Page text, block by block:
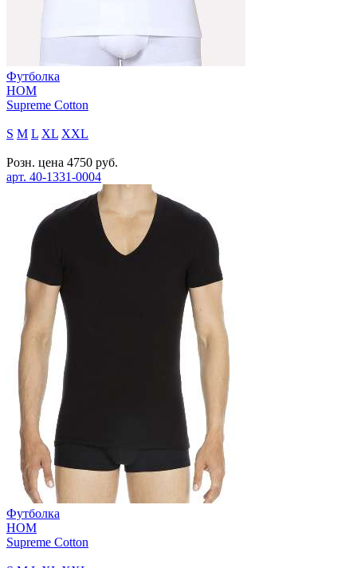
Футболка
HOM
Supreme Cotton
S M L XL XXL
Розн. цена 4750 руб.
арт. 40-1331-0004
Футболка
HOM
Supreme Cotton